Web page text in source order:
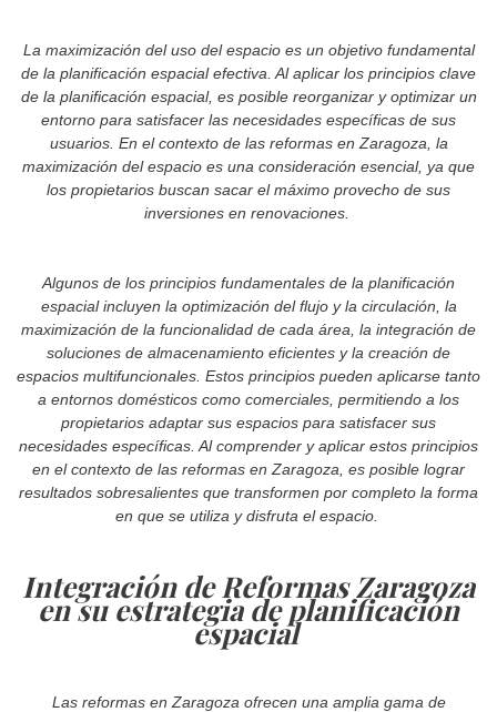
La maximización del uso del espacio es un objetivo fundamental
de la planificación espacial efectiva. Al aplicar los principios clave
de la planificación espacial, es posible reorganizar y optimizar un
entorno para satisfacer las necesidades específicas de sus
usuarios. En el contexto de las reformas en Zaragoza, la
maximización del espacio es una consideración esencial, ya que
los propietarios buscan sacar el máximo provecho de sus
inversiones en renovaciones.
Algunos de los principios fundamentales de la planificación
espacial incluyen la optimización del flujo y la circulación, la
maximización de la funcionalidad de cada área, la integración de
soluciones de almacenamiento eficientes y la creación de
espacios multifuncionales. Estos principios pueden aplicarse tanto
a entornos domésticos como comerciales, permitiendo a los
propietarios adaptar sus espacios para satisfacer sus
necesidades específicas. Al comprender y aplicar estos principios
en el contexto de las reformas en Zaragoza, es posible lograr
resultados sobresalientes que transformen por completo la forma
en que se utiliza y disfruta el espacio.
Integración de Reformas Zaragoza
en su estrategia de planificación
espacial
Las reformas en Zaragoza ofrecen una amplia gama de